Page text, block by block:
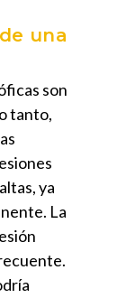
una
son
tanto,
ya
La